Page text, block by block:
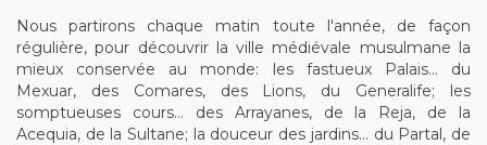
Nous partirons chaque matin toute l'année, de façon
régulière, pour découvrir la ville médiévale musulmane la
mieux conservée au monde: les fastueux Palais... du
Mexuar, des Comares, des Lions, du Generalife; les
somptueuses cours... des Arrayanes, de la Reja, de la
Acequia, de la Sultane; la douceur des jardins... du Partal, de